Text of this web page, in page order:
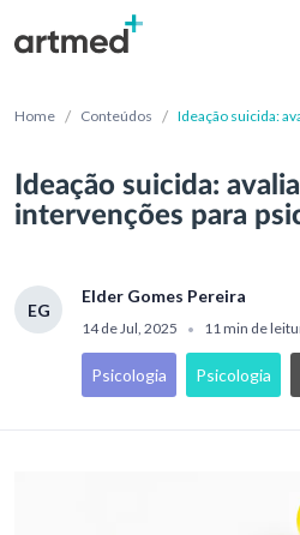
Home / Conteúdos / Ideação suicida:
Ideação suicida:
intervenções para
EG
Elder Gomes Pereira
14 de Jul, 2025 • 11 min de
Psicologia Psicologia